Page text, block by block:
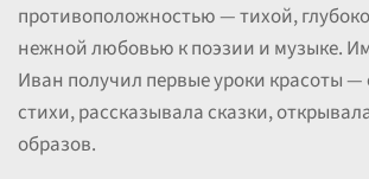
противоположностью — тихой,
нежной любовью к поэзии и музыке.
Иван получил первые уроки красоты
стихи, рассказывала сказки,
образов.